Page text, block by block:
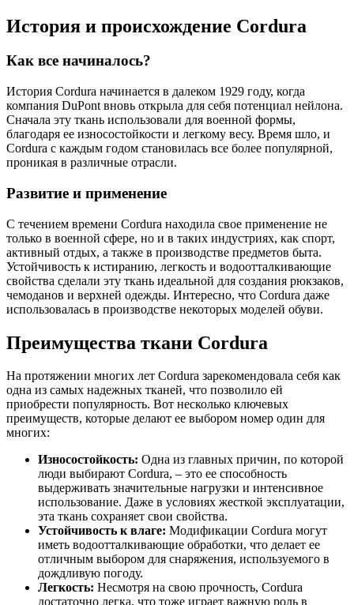
История и происхождение Cordura
Как все начиналось?
История Cordura начинается в далеком 1929 году, когда
компания DuPont вновь открыла для себя потенциал нейлона.
Сначала эту ткань использовали для военной формы,
благодаря ее износостойкости и легкому весу. Время шло, и
Cordura с каждым годом становилась все более популярной,
проникая в различные отрасли.
Развитие и применение
С течением времени Cordura находила свое применение не
только в военной сфере, но и в таких индустриях, как спорт,
активный отдых, а также в производстве предметов быта.
Устойчивость к истиранию, легкость и водоотталкивающие
свойства сделали эту ткань идеальной для создания рюкзаков,
чемоданов и верхней одежды. Интересно, что Cordura даже
использовалась в производстве некоторых моделей обуви.
Преимущества ткани Cordura
На протяжении многих лет Cordura зарекомендовала себя как
одна из самых надежных тканей, что позволило ей
приобрести популярность. Вот несколько ключевых
преимуществ, которые делают ее выбором номер один для
многих:
Износостойкость: Одна из главных причин, по которой
люди выбирают Cordura, – это ее способность
выдерживать значительные нагрузки и интенсивное
использование. Даже в условиях жесткой эксплуатации,
эта ткань сохраняет свои свойства.
Устойчивость к влаге: Модификации Cordura могут
иметь водоотталкивающие обработки, что делает ее
отличным выбором для снаряжения, используемого в
дождливую погоду.
Легкость: Несмотря на свою прочность, Cordura
достаточно легка, что тоже играет важную роль в